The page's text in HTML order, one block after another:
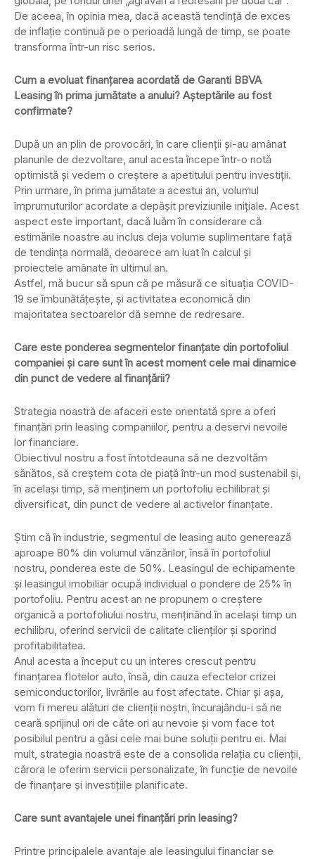
De aceea, în opinia mea, dacă această tendinţă de exces
de inflaţie continuă pe o perioadă lungă de timp, se poate
transforma într-un risc serios.
Cum a evoluat finanţarea acordată de Garanti BBVA
Leasing în prima jumătate a anului? Aşteptările au fost
confirmate?
După un an plin de provocări, în care clienţii şi-au amânat
planurile de dezvoltare, anul acesta începe într-o notă
optimistă şi vedem o creştere a apetitului pentru investiţii.
Prin urmare, în prima jumătate a acestui an, volumul
împrumuturilor acordate a depăşit previziunile iniţiale. Acest
aspect este important, dacă luăm în considerare că
estimările noastre au inclus deja volume suplimentare faţă
de tendinţa normală, deoarece am luat în calcul şi
proiectele amânate în ultimul an.
Astfel, mă bucur să spun că pe măsură ce situaţia COVID-
19 se îmbunătăţeşte, şi activitatea economică din
majoritatea sectoarelor dă semne de redresare.
Care este ponderea segmentelor finanţate din portofoliul
companiei şi care sunt în acest moment cele mai dinamice
din punct de vedere al finanţării?
Strategia noastră de afaceri este orientată spre a oferi
finanţări prin leasing companiilor, pentru a deservi nevoile
lor financiare.
Obiectivul nostru a fost întotdeauna să ne dezvoltăm
sănătos, să creştem cota de piaţă într-un mod sustenabil şi,
în acelaşi timp, să menţinem un portofoliu echilibrat şi
diversificat, din punct de vedere al activelor finanţate.
Ştim că în industrie, segmentul de leasing auto generează
aproape 80% din volumul vânzărilor, însă în portofoliul
nostru, ponderea este de 50%. Leasingul de echipamente
şi leasingul imobiliar ocupă individual o pondere de 25% în
portofoliu. Pentru acest an ne propunem o creştere
organică a portofoliului nostru, menţinând în acelaşi timp un
echilibru, oferind servicii de calitate clienţilor şi sporind
profitabilitatea.
Anul acesta a început cu un interes crescut pentru
finanţarea flotelor auto, însă, din cauza efectelor crizei
semiconductorilor, livrările au fost afectate. Chiar şi aşa,
vom fi mereu alături de clienţii noştri, încurajându-i să ne
ceară sprijinul ori de câte ori au nevoie şi vom face tot
posibilul pentru a găsi cele mai bune soluţii pentru ei. Mai
mult, strategia noastră este de a consolida relaţia cu clienţii,
cărora le oferim servicii personalizate, în funcţie de nevoile
de finanţare şi investiţiile planificate.
Care sunt avantajele unei finanţări prin leasing?
Printre principalele avantaje ale leasingului financiar se